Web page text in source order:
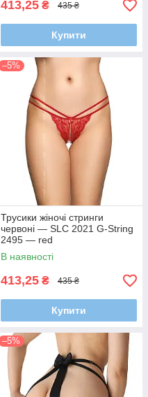
413,25 ₴ 435 ₴
Купити
–5%
Трусики жіночі стринги
червоні — SLC 2021 G-String
2495 — red
В наявності
413,25 ₴ 435 ₴
Купити
–5%